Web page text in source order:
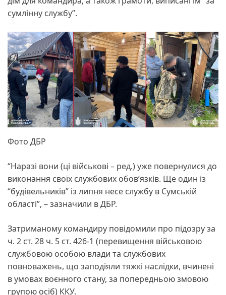
сумлінну службу”.
Фото ДБР
“Наразі вони (ці військові – ред.) уже повернулися до
виконання своїх службових обов’язків. Ще один із
“будівельників” із липня несе службу в Сумській
області”, – зазначили в ДБР.
Затриманому командиру повідомили про підозру за
ч. 2 ст. 28 ч. 5 ст. 426-1 (перевищення військовою
службовою особою влади та службових
повноважень, що заподіяли тяжкі наслідки, вчинені
в умовах воєнного стану, за попередньою змовою
групою осіб) ККУ.